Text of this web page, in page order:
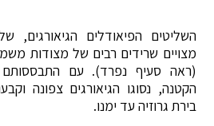
השליטים הפיאודלים הגיאורגים,
מצויים שרידים רבים של מצודות משמר
(ראה סעיף נפרד). עם
הקטנה, נסוגו הגיאורגים צפונה
בירת גרוזיה עד ימנו.